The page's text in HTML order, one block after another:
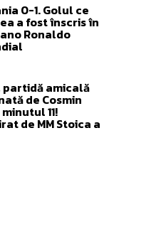
0-1. Golul ce
a fost înscris în
Ronaldo
partidă amicală
de Cosmin
11!
de MM Stoica a